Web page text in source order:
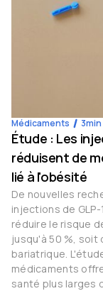
Médicaments 3min
Étude : Les
réduisent de
lié à l'obésité
De nouvelles
injections de
réduire le risque
jusqu'à 50 %, soit
bariatrique.
médicaments
santé plus larges